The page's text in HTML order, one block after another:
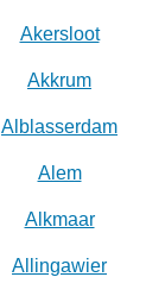
Akersloot
Akkrum
Alblasserdam
Alem
Alkmaar
Allingawier